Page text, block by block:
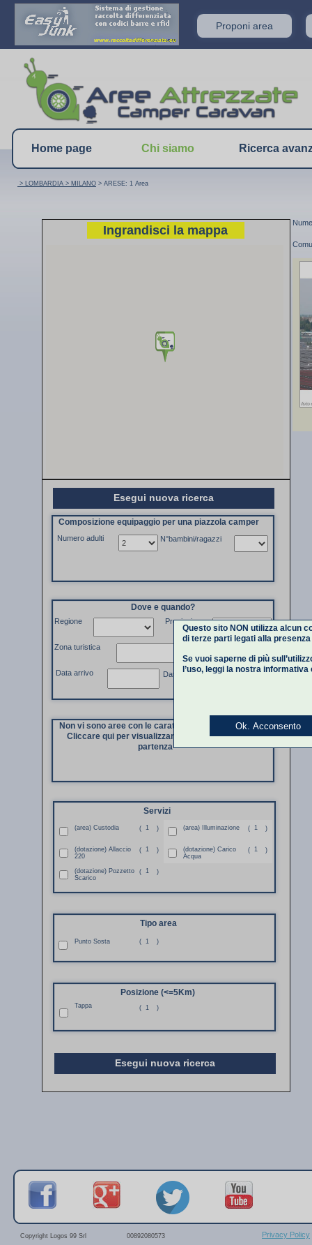
Proponi area
Home page Chi siamo Ricerca
Copyright Logos 99 Srl 00892080573 Privacy Policy
Ingrandisci la mappa
Esegui nuova ricerca
Composizione equipaggio per una piazzola camper
Numero adulti N°bambini/ragazzi
Regione Provincia
Zona turistica
Data partenza
Data arrivo
Dove e quando?
Non vi sono aree con le caratteristiche richieste.
Cliccare qui per visualizzare di nuovo i dati di
partenza
Servizi
(area) Custodia ( 1 ) (area) Illuminazione ( 1 )
(dotazione) Allaccio
220
( 1 )
(dotazione) Carico
Acqua
( 1 )
(dotazione) Pozzetto
Scarico
( 1 )
Tipo area
Punto Sosta ( 1 )
Posizione (<=5Km)
Tappa ( 1 )
Esegui nuova ricerca
> LOMBARDIA > MILANO > ARESE: 1 Area
Questo sito NON utilizza alcun
di terze parti legati alla
Se vuoi saperne di più
l’uso, leggi la nostra informativa
Ok. Acconsento